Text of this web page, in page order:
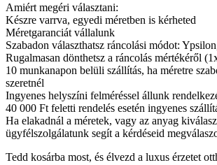
Amiért megéri választani:
Készre varrva, egyedi méretben is kérheted
Méretgaranciát vállalunk
Szabadon választhatsz ráncolási módot:
Rugalmasan dönthetsz a ráncolás mértékéről
10 munkanapon belüli szállítás, ha méretre
szeretnél
Ingyenes helyszíni felméréssel állunk
40 000 Ft feletti rendelés esetén ingyenes
Ha elakadnál a méretek, vagy az anyag
ügyfélszolgálatunk segít a kérdéseid
Tedd kosárba most, és élvezd a luxus érzetet